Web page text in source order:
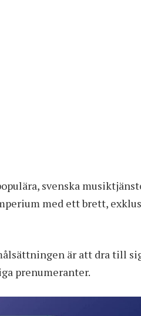
svenska
med ett brett,
är att dra till
prenumeranter.